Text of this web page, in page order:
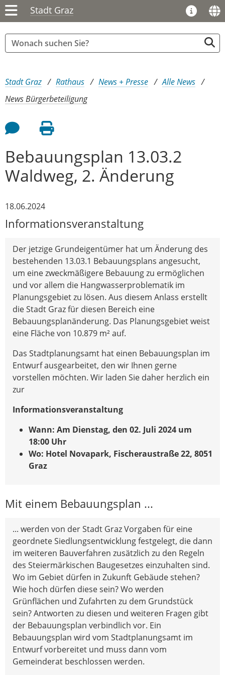
Stadt Graz
Sie sind hier:
Stadt Graz Rathaus News + Presse
Alle News
News Bürgerbeteiligung
Feedback an Autor
Seite drucken
Bebauungsplan 13.03.2
Waldweg, 2. Änderung
18.06.2024
Informationsveranstaltung
Der jetzige Grundeigentümer hat um Änderung des
bestehenden 13.03.1 Bebauungsplans angesucht,
um eine zweckmäßigere Bebauung zu ermöglichen
und vor allem die Hangwasserproblematik im
Planungsgebiet zu lösen. Aus diesem Anlass erstellt
die Stadt Graz für diesen Bereich eine
Bebauungsplanänderung. Das Planungsgebiet weist
eine Fläche von 10.879 m² auf.
Das Stadtplanungsamt hat einen Bebauungsplan im
Entwurf ausgearbeitet, den wir Ihnen gerne
vorstellen möchten. Wir laden Sie daher herzlich ein
zur
Informationsveranstaltung
Wann: Am Dienstag, den 02. Juli 2024 um
18:00 Uhr
Wo: Hotel Novapark, Fischeraustraße 22, 8051
Graz
Mit einem Bebauungsplan ...
... werden von der Stadt Graz Vorgaben für eine
geordnete Siedlungsentwicklung festgelegt, die dann
im weiteren Bauverfahren zusätzlich zu den Regeln
des Steiermärkischen Baugesetzes einzuhalten sind.
Wo im Gebiet dürfen in Zukunft Gebäude stehen?
Wie hoch dürfen diese sein? Wo werden
Grünflächen und Zufahrten zu dem Grundstück
sein? Antworten zu diesen und weiteren Fragen gibt
der Bebauungsplan verbindlich vor. Ein
Bebauungsplan wird vom Stadtplanungsamt im
Entwurf vorbereitet und muss dann vom
Gemeinderat beschlossen werden.